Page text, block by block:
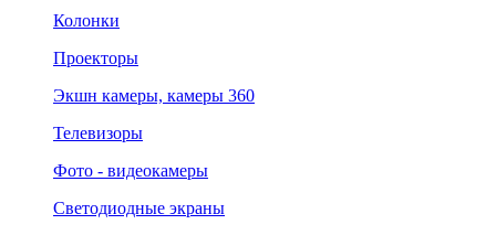
Колонки
Проекторы
Экшн камеры, камеры 360
Телевизоры
Фото - видеокамеры
Светодиодные экраны